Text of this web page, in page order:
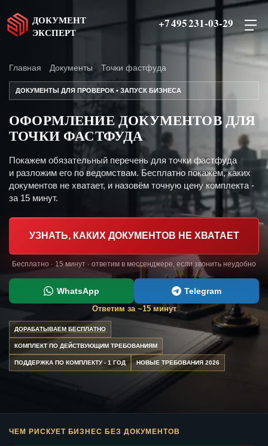
ДОКУМЕНТ
ЭКСПЕРТ
+7 495 231-03-29
Главная Документы Точки фастфуда
ДОКУМЕНТЫ ДЛЯ ПРОВЕРОК • ЗАПУСК БИЗНЕСА
ОФОРМЛЕНИЕ ДОКУМЕНТОВ ДЛЯ
ТОЧКИ ФАСТФУДА
Покажем обязательный перечень для точки фастфуда
и разложим его по ведомствам. Бесплатно покажем, каких
документов не хватает, и назовём точную цену комплекта -
за 15 минут.
УЗНАТЬ, КАКИХ ДОКУМЕНТОВ НЕ ХВАТАЕТ
Бесплатно · 15 минут · ответим в мессенджере, если звонить неудобно
WhatsApp Telegram
Ответим за ~15 минут
ДОРАБАТЫВАЕМ БЕСПЛАТНО
КОМПЛЕКТ ПО ДЕЙСТВУЮЩИМ ТРЕБОВАНИЯМ
ПОДДЕРЖКА ПО КОМПЛЕКТУ - 1 ГОД НОВЫЕ ТРЕБОВАНИЯ 2026
ЧЕМ РИСКУЕТ БИЗНЕС БЕЗ ДОКУМЕНТОВ